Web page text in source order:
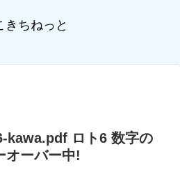
きちねっと
kawa.pdf ロト6 数字の
オーバー中!